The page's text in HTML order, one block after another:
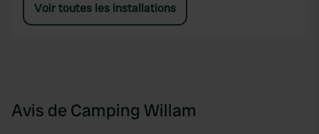
Voir toutes les installations
Avis de Camping Willam